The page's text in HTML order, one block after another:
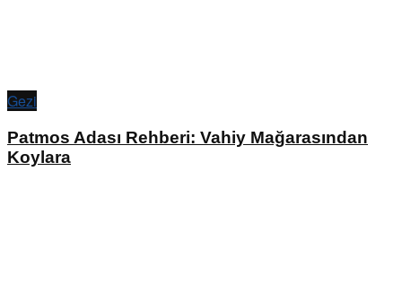
Gezi
Patmos Adası Rehberi: Vahiy Mağarasından
Koylara